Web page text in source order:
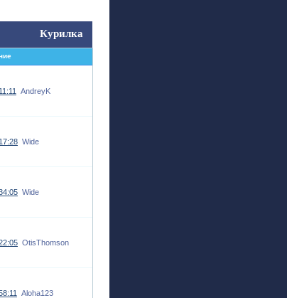
Курилка
AndreyK
Wide
Wide
OtisThomson
Aloha123